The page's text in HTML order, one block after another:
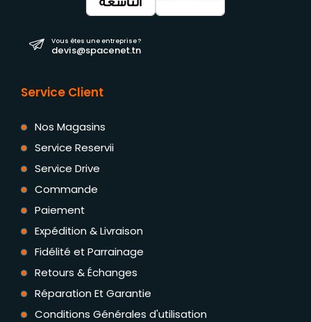
Vous êtes une entreprise ?
devis@spacenet.tn
Service Client
Nos Magasins
Service Reservii
Service Drive
Commande
Paiement
Expédition & Livraison
Fidélité et Parrainage
Retours & Échanges
Réparation Et Garantie
Conditions Générales d'utilisation